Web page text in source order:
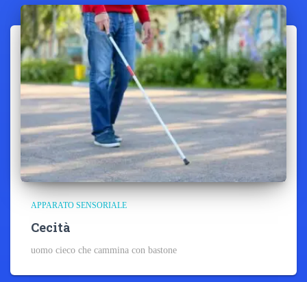
APPARATO SENSORIALE
Cecità
uomo cieco che cammina con bastone